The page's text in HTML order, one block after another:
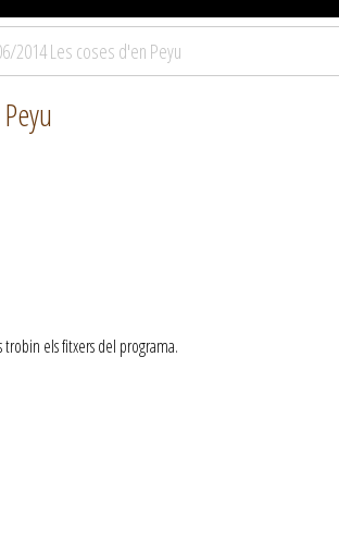
2014 Les coses d'en Peyu
els fitxers del programa.